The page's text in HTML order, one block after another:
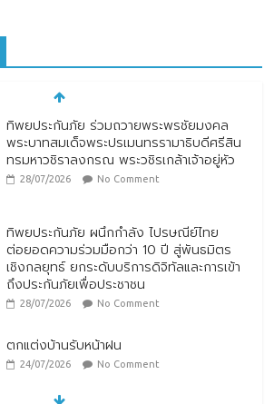
ทิพยประกันภัย ร่วมถวายพระพรชัยมงคล
พระบาทสมเด็จพระปรเมนทรรามาธิบดีศรีสิน
ทรมหาวชิราลงกรณ พระวชิรเกล้าเจ้าอยู่หัว
28/07/2026 No Comment
ทิพยประกันภัย ผนึกกำลัง ไปรษณีย์ไทย
ต่อยอดความร่วมมือกว่า 10 ปี สู่พันธมิตร
เชิงกลยุทธ์ ยกระดับบริการดิจิทัลและการเข้า
ถึงประกันภัยเพื่อประชาชน
28/07/2026 No Comment
ตกแต่งบ้านรับหน้าฝน
24/07/2026 No Comment